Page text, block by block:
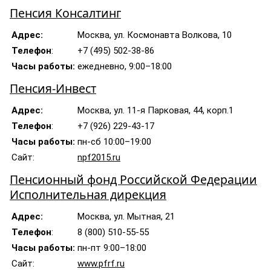
Пенсия Консалтинг
Адрес:
Москва, ул. Космонавта Волкова, 10
Телефон:
+7 (495) 502-38-86
Часы работы: ежедневно, 9:00–18:00
Пенсия-Инвест
Адрес:
Москва, ул. 11-я Парковая, 44, корп.1
Телефон:
+7 (926) 229-43-17
Часы работы: пн-сб 10:00–19:00
Сайт:
npf2015.ru
Пенсионный фонд Российской Федерации
Исполнительная дирекция
Адрес:
Москва, ул. Мытная, 21
Телефон:
8 (800) 510-55-55
Часы работы: пн-пт 9:00–18:00
Сайт:
www.pfrf.ru